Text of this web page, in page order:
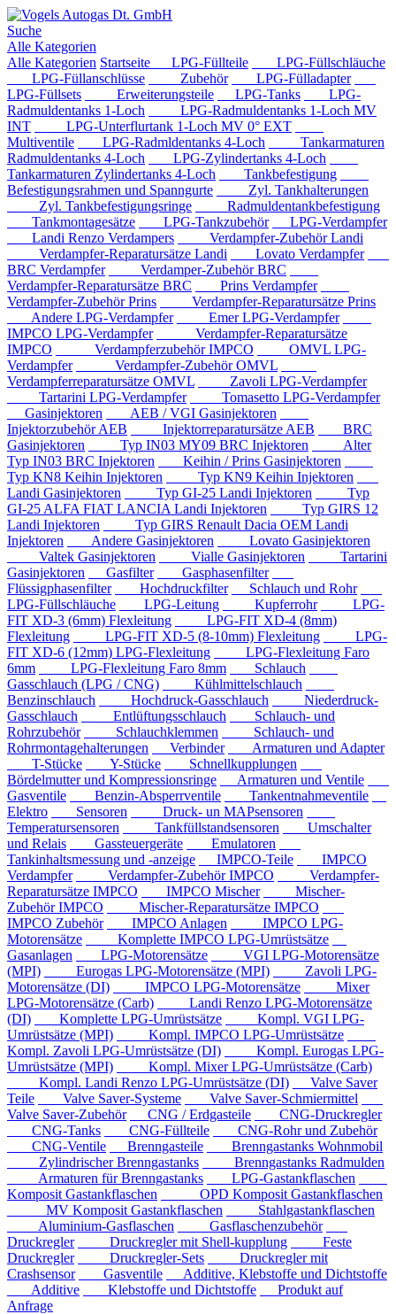
Suche
Alle Kategorien
Alle Kategorien Startseite LPG-Füllteile
LPG-Füllschläuche
LPG-Füllanschlüsse
Zubehör
LPG-Fülladapter
LPG-Füllsets
Erweiterungsteile LPG-Tanks
LPG-
Radmuldentanks 1-Loch
LPG-Radmuldentanks 1-Loch MV
INT
LPG-Unterflurtank 1-Loch MV 0° EXT
Multiventile
LPG-Radmldentanks 4-Loch
Tankarmaturen
Radmuldentanks 4-Loch
LPG-Zylindertanks 4-Loch
Tankarmaturen Zylindertanks 4-Loch
Tankbefestigung
Befestigungsrahmen und Spanngurte
Zyl. Tankhalterungen
Zyl. Tankbefestigungsringe
Radmuldentankbefestigung
Tankmontagesätze
LPG-Tankzubehör
LPG-Verdampfer
Landi Renzo Verdampers
Verdampfer-Zubehör Landi
Verdampfer-Reparatursätze Landi
Lovato Verdampfer
BRC Verdampfer
Verdamper-Zubehör BRC
Verdampfer-Reparatursätze BRC
Prins Verdampfer
Verdampfer-Zubehör Prins
Verdampfer-Reparatursätze Prins
Andere LPG-Verdampfer
Emer LPG-Verdampfer
IMPCO LPG-Verdampfer
Verdampfer-Reparatursätze
IMPCO
Verdampferzubehör IMPCO
OMVL LPG-
Verdampfer
Verdampfer-Zubehör OMVL
Verdampferreparatursätze OMVL
Zavoli LPG-Verdampfer
Tartarini LPG-Verdampfer
Tomasetto LPG-Verdampfer
Gasinjektoren
AEB / VGI Gasinjektoren
Injektorzubehör AEB
Injektorreparatursätze AEB
BRC
Gasinjektoren
Typ IN03 MY09 BRC Injektoren
Alter
Typ IN03 BRC Injektoren
Keihin / Prins Gasinjektoren
Typ KN8 Keihin Injektoren
Typ KN9 Keihin Injektoren
Landi Gasinjektoren
Typ GI-25 Landi Injektoren
Typ
GI-25 ALFA FIAT LANCIA Landi Injektoren
Typ GIRS 12
Landi Injektoren
Typ GIRS Renault Dacia OEM Landi
Injektoren
Andere Gasinjektoren
Lovato Gasinjektoren
Valtek Gasinjektoren
Vialle Gasinjektoren
Tartarini
Gasinjektoren
Gasfilter
Gasphasenfilter
Flüssigphasenfilter
Hochdruckfilter
Schlauch und Rohr
LPG-Füllschläuche
LPG-Leitung Kupferrohr
LPG-
FIT XD-3 (6mm) Flexleitung
LPG-FIT XD-4 (8mm)
Flexleitung
LPG-FIT XD-5 (8-10mm) Flexleitung
LPG-
FIT XD-6 (12mm) LPG-Flexleitung
LPG-Flexleitung Faro
6mm
LPG-Flexleitung Faro 8mm
Schlauch
Gasschlauch (LPG / CNG)
Kühlmittelschlauch
Benzinschlauch
Hochdruck-Gasschlauch
Niederdruck-
Gasschlauch
Entlüftungsschlauch
Schlauch- und
Rohrzubehör
Schlauchklemmen
Schlauch- und
Rohrmontagehalterungen
Verbinder
Armaturen und Adapter
T-Stücke
Y-Stücke
Schnellkupplungen
Bördelmutter und Kompressionsringe
Armaturen und Ventile
Gasventile
Benzin-Absperrventile
Tankentnahmeventile
Elektro
Sensoren
Druck- un MAPsensoren
Temperatursensoren
Tankfüllstandsensoren
Umschalter
und Relais
Gassteuergeräte
Emulatoren
Tankinhaltsmessung und -anzeige
IMPCO-Teile
IMPCO
Verdampfer
Verdampfer-Zubehör IMPCO
Verdampfer-
Reparatursätze IMPCO
IMPCO Mischer
Mischer-
Zubehör IMPCO
Mischer-Reparatursätze IMPCO
IMPCO Zubehör
IMPCO Anlagen
IMPCO LPG-
Motorensätze
Komplette IMPCO LPG-Umrüstsätze
Gasanlagen
LPG-Motorensätze
VGI LPG-Motorensätze
(MPI)
Eurogas LPG-Motorensätze (MPI)
Zavoli LPG-
Motorensätze (DI)
IMPCO LPG-Motorensätze
Mixer
LPG-Motorensätze (Carb)
Landi Renzo LPG-Motorensätze
(DI)
Komplette LPG-Umrüstsätze
Kompl. VGI LPG-
Umrüstsätze (MPI)
Kompl. IMPCO LPG-Umrüstsätze
Kompl. Zavoli LPG-Umrüstsätze (DI)
Kompl. Eurogas LPG-
Umrüstsätze (MPI)
Kompl. Mixer LPG-Umrüstsätze (Carb)
Kompl. Landi Renzo LPG-Umrüstsätze (DI)
Valve Saver
Teile
Valve Saver-Systeme
Valve Saver-Schmiermittel
Valve Saver-Zubehör
CNG / Erdgasteile
CNG-Druckregler
CNG-Tanks
CNG-Füllteile
CNG-Rohr und Zubehör
CNG-Ventile
Brenngasteile
Brenngastanks Wohnmobil
Zylindrischer Brenngastanks
Brenngastanks Radmulden
Armaturen für Brenngastanks
LPG-Gastankflaschen
Komposit Gastankflaschen
OPD Komposit Gastankflaschen
MV Komposit Gastankflaschen
Stahlgastankflaschen
Aluminium-Gasflaschen
Gasflaschenzubehör
Druckregler
Druckregler mit Shell-kupplung
Feste
Druckregler
Druckregler-Sets
Druckregler mit
Crashsensor
Gasventile
Additive, Klebstoffe und Dichtstoffe
Additive
Klebstoffe und Dichtstoffe
Produkt auf
Anfrage